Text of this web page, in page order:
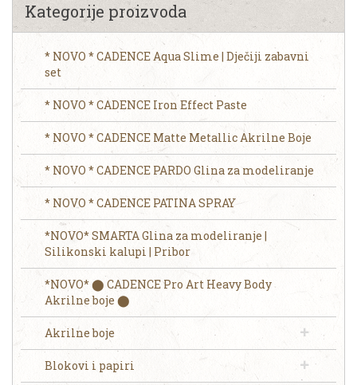
Kategorije proizvoda
* NOVO * CADENCE Aqua Slime | Dječiji zabavni
set
* NOVO * CADENCE Iron Effect Paste
* NOVO * CADENCE Matte Metallic Akrilne Boje
* NOVO * CADENCE PARDO Glina za modeliranje
* NOVO * CADENCE PATINA SPRAY
*NOVO* SMARTA Glina za modeliranje |
Silikonski kalupi | Pribor
*NOVO* ⬤ CADENCE Pro Art Heavy Body
Akrilne boje ⬤
Akrilne boje
Blokovi i papiri